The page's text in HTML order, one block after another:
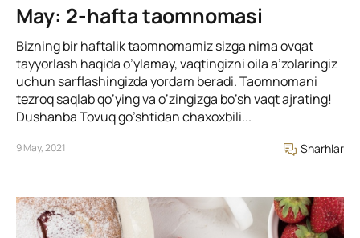
May: 2-hafta taomnomasi
Bizning bir haftalik taomnomamiz sizga nima ovqat
tayyorlash haqida o’ylamay, vaqtingizni oila a’zolaringiz
uchun sarflashingizda yordam beradi. Taomnomani
tezroq saqlab qo’ying va o’zingizga bo’sh vaqt ajrating!
Dushanba Tovuq go’shtidan chaxoxbili...
9 May, 2021 Sharhlar